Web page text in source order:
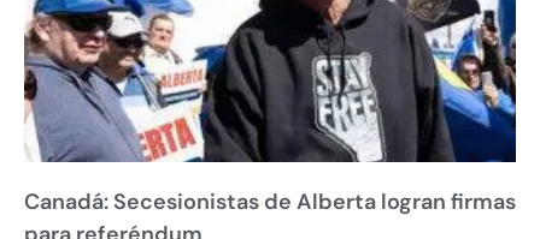
Canadá: Secesionistas de Alberta logran firmas